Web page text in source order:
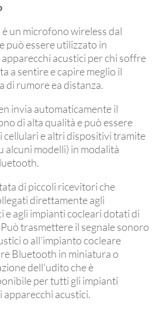
è un microfono wireless dal
può essere utilizzato in
acustici per chi soffre
a sentire e capire meglio il
di rumore ea distanza.
invia automaticamente il
di alta qualità e può essere
cellulari e altri dispositivi tramite
alcuni modelli) in modalità
di piccoli ricevitori che
direttamente agli
e agli impianti cocleari dotati di
trasmettere il segnale sonoro
o all'impianto cocleare
Bluetooth in miniatura o
dell'udito che è
per tutti gli impianti
apparecchi acustici.